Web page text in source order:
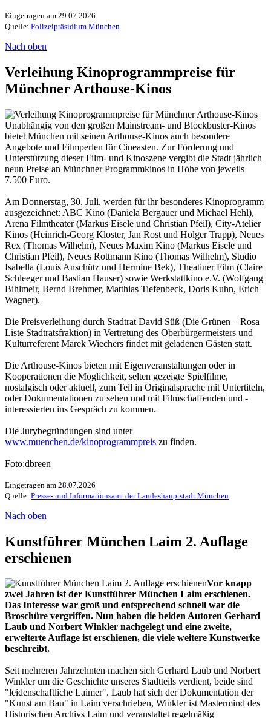
Eingetragen am 29.07.2026
Quelle: Polizeipräsidium München
Nach oben
Verleihung Kinoprogrammpreise für
Münchner Arthouse-Kinos
Unabhängig von den großen Mainstream- und Blockbuster-Kinos
bietet München mit seinen Arthouse-Kinos auch besondere
Angebote und Filmperlen für Cineasten. Zur Förderung und
Unterstützung dieser Film- und Kinoszene vergibt die Stadt jährlich
neun Preise an Münchner Programmkinos in Höhe von jeweils
7.500 Euro.
Am Donnerstag, 30. Juli, werden für ihr besonderes Kinoprogramm
ausgezeichnet: ABC Kino (Daniela Bergauer und Michael Hehl),
Arena Filmtheater (Markus Eisele und Christian Pfeil), City-Atelier
Kinos (Heinrich-Georg Kloster, Jan Rost und Holger Trapp), Neues
Rex (Thomas Wilhelm), Neues Maxim Kino (Markus Eisele und
Christian Pfeil), Neues Rottmann Kino (Thomas Wilhelm), Studio
Isabella (Louis Anschütz und Hermine Bek), Theatiner Film (Claire
Schleeger und Bastian Hauser) sowie Werkstattkino e.V. (Wolfgang
Bihlmeir, Bernd Brehmer, Matthias Tiefenbeck, Doris Kuhn, Erich
Wagner).
Die Preisverleihung durch Stadtrat David Süß (Die Grünen – Rosa
Liste Stadtratsfraktion) in Vertretung des Oberbürgermeisters und
Kulturreferent Marek Wiechers findet mit geladenen Gästen statt.
Die Arthouse-Kinos bieten mit Eigenveranstaltungen oder in
Kooperationen die Möglichkeit, selten gezeigte Spielfilme,
nostalgisch oder aktuell, zum Teil in Originalsprache mit Untertiteln,
oder Dokumentationen zu sehen und mit Filmschaffenden und -
interessierten ins Gespräch zu kommen.
Die Jurybegründungen sind unter
www.muenchen.de/kinoprogrammpreis zu finden.
Foto:dbreen
Eingetragen am 28.07.2026
Quelle: Presse- und Informationsamt der Landeshauptstadt München
Nach oben
Kunstführer München Laim 2. Auflage
erschienen
Vor knapp
zwei Jahren ist der Kunstführer München Laim erschienen.
Das Interesse war groß und entsprechend schnell war die
Broschüre vergriffen. Nun haben die beiden Autoren Gerhard
Laub und Norbert Winkler nachgelegt und eine zweite,
erweiterte Auflage ist erschienen, die viele weitere Kunstwerke
beschreibt.
Seit mehreren Jahrzehnten machen sich Gerhard Laub und Norbert
Winkler um die Geschichte unseres Stadtteils verdient, beide sind
"leidenschaftliche Laimer". Laub hat sich der Dokumentation der
"Kunst am Bau" in Laim verschrieben, Winkler ist Mastermind des
Historischen Archivs Laim und veranstaltet regelmäßig